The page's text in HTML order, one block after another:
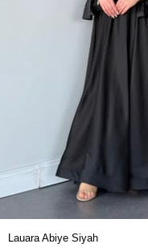
Lauara Abiye Siyah